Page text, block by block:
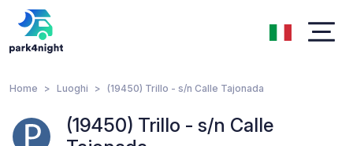
Home Luoghi (19450) Trillo - s/n Calle Tajonada
(19450) Trillo - s/n Calle